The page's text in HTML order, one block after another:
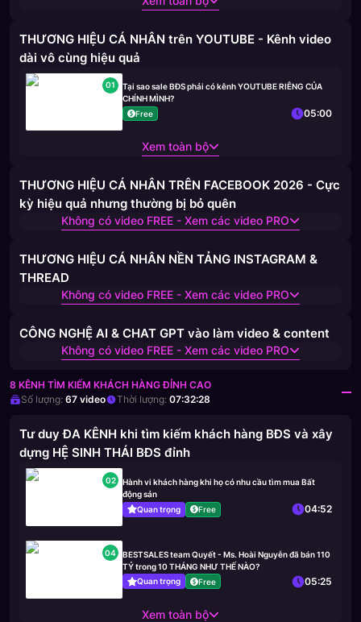
THƯƠNG HIỆU CÁ NHÂN trên YOUTUBE - Kênh video
dài vô cùng hiệu quả
01
Tại sao sale BĐS phải có kênh YOUTUBE RIÊNG CỦA
CHÍNH MÌNH?
Free
05:00
Xem toàn bộ
THƯƠNG HIỆU CÁ NHÂN TRÊN FACEBOOK 2026 - Cực
kỳ hiệu quả nhưng thường bị bỏ quên
Không có video FREE - Xem các video PRO
THƯƠNG HIỆU CÁ NHÂN NỀN TẢNG INSTAGRAM &
THREAD
Không có video FREE - Xem các video PRO
CÔNG NGHỆ AI & CHAT GPT vào làm video & content
Không có video FREE - Xem các video PRO
8 KÊNH TÌM KIẾM KHÁCH HÀNG ĐỈNH CAO
Số lượng: 67 video Thời lượng: 07:32:28
Tư duy ĐA KÊNH khi tìm kiếm khách hàng BĐS và xây
dựng HỆ SINH THÁI BĐS đỉnh
02
Hành vi khách hàng khi họ có nhu cầu tìm mua Bất
động sản
Quan trọng
Free 04:52
04
BESTSALES team Quyết - Ms. Hoài Nguyễn đã bán 110
TỶ trong 10 THÁNG NHƯ THẾ NÀO?
Quan trọng
Free 05:25
Xem toàn bộ